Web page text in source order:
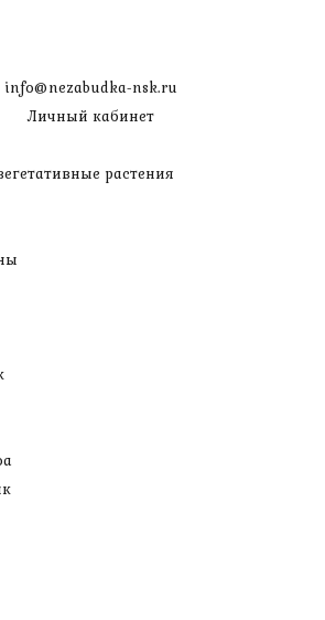
info@nezabudka-nsk.ru
Личный кабинет
растения